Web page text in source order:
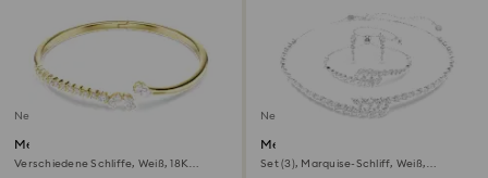
Neu
Mesmera Armreif
Verschiedene Schliffe, Weiß, 18K
Neu
Mesmera Set
Set (3), Marquise-Schliff, Weiß,